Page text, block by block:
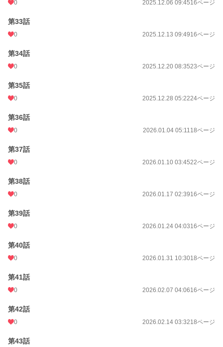
0 2025.12.06 09:4516ページ
第33話
0 2025.12.13 09:4916ページ
第34話
0 2025.12.20 08:3523ページ
第35話
0 2025.12.28 05:2224ページ
第36話
0 2026.01.04 05:1118ページ
第37話
0 2026.01.10 03:4522ページ
第38話
0 2026.01.17 02:3916ページ
第39話
0 2026.01.24 04:0316ページ
第40話
0 2026.01.31 10:3018ページ
第41話
0 2026.02.07 04:0616ページ
第42話
0 2026.02.14 03:3218ページ
第43話